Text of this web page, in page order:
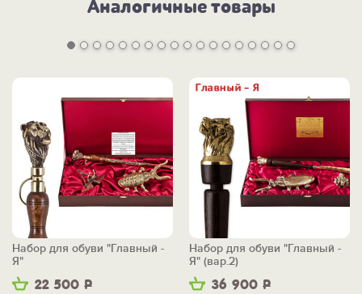
ПОСМОТРИТЕ ЕЩЕ:
Ложку обувную "На удачу" с крючком >>
-ВСЕ ПОДАРКИ КОЛЛЕКЦИИ "НА УДАЧУ" >>
Аналогичные товары
22 500 Р
Набор для обуви "Главный -
Я"
36 900 Р
Набор для обуви "Главный -
Я" (вар.2)